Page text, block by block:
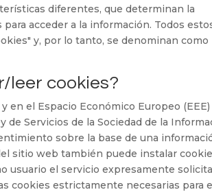
diferentes, que determinan la
acceder a la información. Todos
y, por lo tanto, se denominan como
leer cookies?
en el Espacio Económico Europeo (EEE)
Servicios de la Sociedad de la
sobre la base de una
sitio web también puede instalar
usuario el servicio expresamente
cookies estrictamente necesarias para